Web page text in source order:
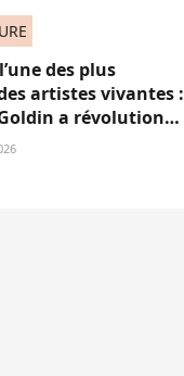
l’une des plus
artistes vivantes :
a révolutionné
voici